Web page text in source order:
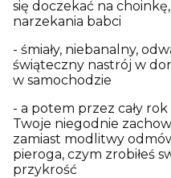
się doczekać na
narzekania babci
- śmiały, niebanalny,
świąteczny nastrój w
w samochodzie
- a potem przez cały
Twoje niegodnie
zamiast modlitwy
pieroga, czym zrobiłeś
przykrość